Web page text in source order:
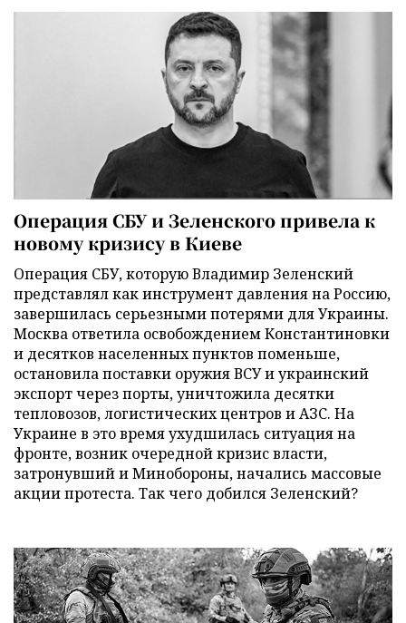
Операция СБУ и Зеленского привела к
новому кризису в Киеве
Операция СБУ, которую Владимир Зеленский
представлял как инструмент давления на Россию,
завершилась серьезными потерями для Украины.
Москва ответила освобождением Константиновки
и десятков населенных пунктов поменьше,
остановила поставки оружия ВСУ и украинский
экспорт через порты, уничтожила десятки
тепловозов, логистических центров и АЗС. На
Украине в это время ухудшилась ситуация на
фронте, возник очередной кризис власти,
затронувший и Минобороны, начались массовые
акции протеста. Так чего добился Зеленский?